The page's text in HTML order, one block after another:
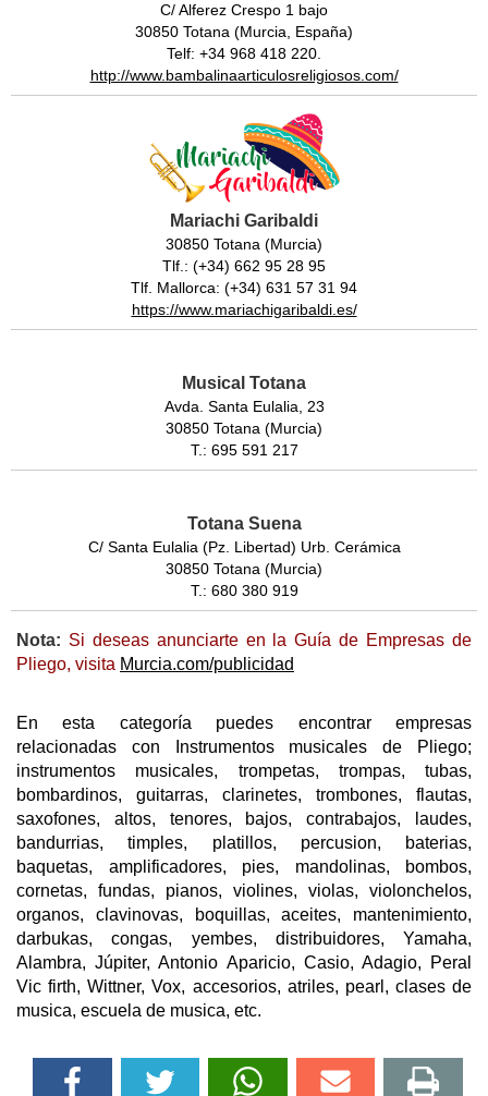
C/ Alferez Crespo 1 bajo
30850 Totana (Murcia, España)
Telf: +34 968 418 220.
http://www.bambalinaarticulosreligiosos.com/
Mariachi Garibaldi
30850 Totana (Murcia)
Tlf.: (+34) 662 95 28 95
Tlf. Mallorca: (+34) 631 57 31 94
https://www.mariachigaribaldi.es/
Musical Totana
Avda. Santa Eulalia, 23
30850 Totana (Murcia)
T.: 695 591 217
Totana Suena
C/ Santa Eulalia (Pz. Libertad) Urb. Cerámica
30850 Totana (Murcia)
T.: 680 380 919
Nota: Si deseas anunciarte en la Guía de Empresas de
Pliego, visita Murcia.com/publicidad
En esta categoría puedes encontrar empresas
relacionadas con Instrumentos musicales de Pliego;
instrumentos musicales, trompetas, trompas, tubas,
bombardinos, guitarras, clarinetes, trombones, flautas,
saxofones, altos, tenores, bajos, contrabajos, laudes,
bandurrias, timples, platillos, percusion, baterias,
baquetas, amplificadores, pies, mandolinas, bombos,
cornetas, fundas, pianos, violines, violas, violonchelos,
organos, clavinovas, boquillas, aceites, mantenimiento,
darbukas, congas, yembes, distribuidores, Yamaha,
Alambra, Júpiter, Antonio Aparicio, Casio, Adagio, Peral
Vic firth, Wittner, Vox, accesorios, atriles, pearl, clases de
musica, escuela de musica, etc.